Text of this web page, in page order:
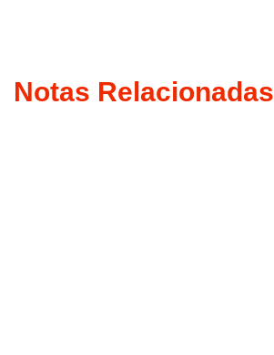
Notas Relacionadas